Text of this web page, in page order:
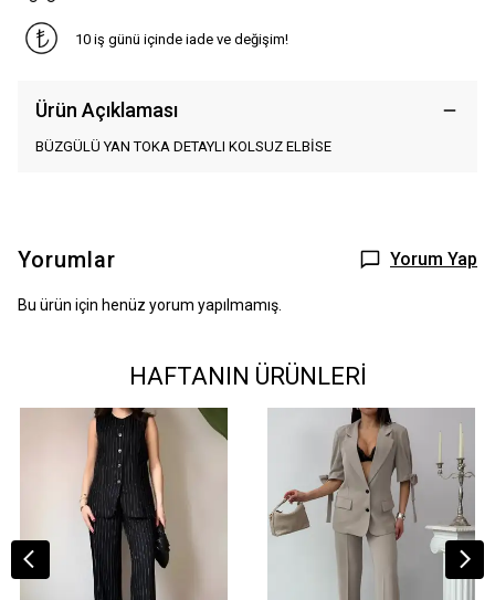
10 iş günü içinde iade ve değişim!
Ürün Açıklaması
BÜZGÜLÜ YAN TOKA DETAYLI KOLSUZ ELBİSE
Yorumlar Yorum Yap
Bu ürün için henüz yorum yapılmamış.
HAFTANIN ÜRÜNLERİ